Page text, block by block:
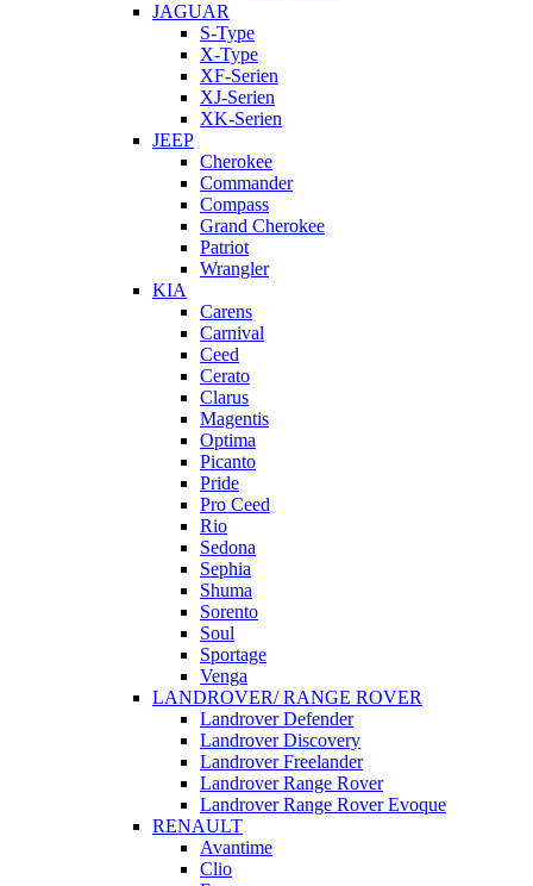
JAGUAR
S-Type
X-Type
XF-Serien
XJ-Serien
XK-Serien
JEEP
Cherokee
Commander
Compass
Grand Cherokee
Patriot
Wrangler
KIA
Carens
Carnival
Ceed
Cerato
Clarus
Magentis
Optima
Picanto
Pride
Pro Ceed
Rio
Sedona
Sephia
Shuma
Sorento
Soul
Sportage
Venga
LANDROVER/ RANGE ROVER
Landrover Defender
Landrover Discovery
Landrover Freelander
Landrover Range Rover
Landrover Range Rover Evoque
RENAULT
Avantime
Clio